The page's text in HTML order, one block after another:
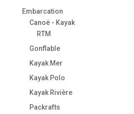
Embarcation
Canoë - Kayak
RTM
Gonflable
Kayak Mer
Kayak Polo
Kayak Rivière
Packrafts